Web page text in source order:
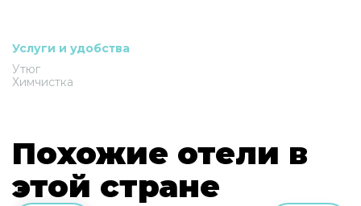
Услуги и удобства
Утюг
Химчистка
Похожие отели в
этой стране